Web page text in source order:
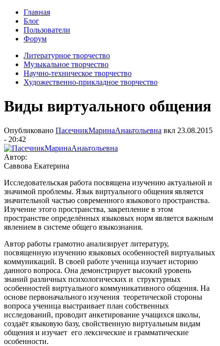
Главная
Блог
Пользователи
Форум
Литературное творчество
Музыкальное творчество
Научно-техническое творчество
Художественно-прикладное творчество
Виды виртуального общения
Опубликовано ПасечникМаринаАнаьтольевна вкл 23.08.2015
- 20:42
Автор:
Саввова Екатерина
Исследовательская работа посвящена изучению актуальной и
значимой проблемы. Язык виртуального общения является
значительной частью современного языкового пространства.
Изучение этого пространства, закрепление в этом
пространстве определённых языковых норм является важным
явлением в системе общего языкознания.
Автор работы грамотно анализирует литературу,
посвященную изучению языковых особенностей виртуальных
коммуникаций. В своей работе ученица изучает историю
данного вопроса. Она демонстрирует высокий уровень
знаний различных психологических и структурных
особенностей виртуального коммуникативного общения. На
основе первоначального изучения теоретической стороны
вопроса ученица выстраивает план собственных
исследований, проводит анкетирование учащихся школы,
создаёт языковую базу, свойственную виртуальным видам
общения и изучает его лексические и грамматические
особенности.